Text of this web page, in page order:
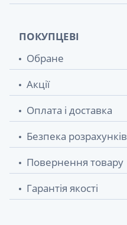
ПОКУПЦЕВІ
Обране
Акції
Оплата і доставка
Безпека розрахунків
Повернення товару
Гарантія якості